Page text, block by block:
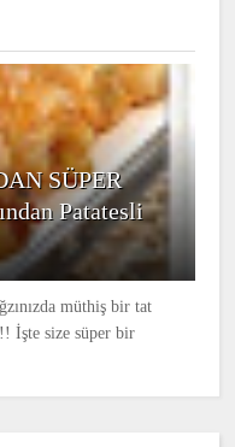
SÜPER
Patatesli
müthiş bir tat
İşte size süper bir